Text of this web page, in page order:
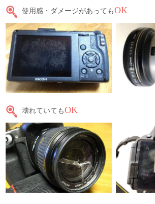
使用感・ダメージがあってもOK
壊れていてもOK